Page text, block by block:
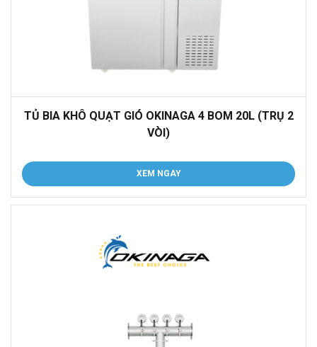
TỦ BIA KHÔ QUẠT GIÓ OKINAGA 4 BOM 20L (TRỤ 2
VÒI)
XEM NGAY